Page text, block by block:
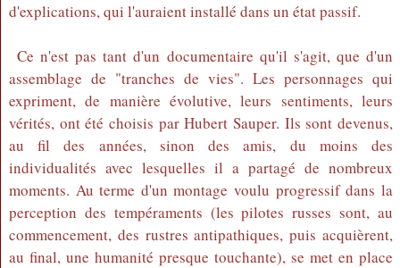
d'explications, qui l'auraient installé dans un état passif.
Ce n'est pas tant d'un documentaire qu'il s'agit, que d'un
assemblage de "tranches de vies". Les personnages qui
expriment, de manière évolutive, leurs sentiments, leurs
vérités, ont été choisis par Hubert Sauper. Ils sont devenus,
au fil des années, sinon des amis, du moins des
individualités avec lesquelles il a partagé de nombreux
moments. Au terme d'un montage voulu progressif dans la
perception des tempéraments (les pilotes russes sont, au
commencement, des rustres antipathiques, puis acquièrent,
au final, une humanité presque touchante), se met en place